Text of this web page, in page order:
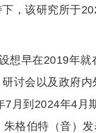
，该研究所于
想早在2019年
讨会以及政府
月到2024年4月
格伯特（音）